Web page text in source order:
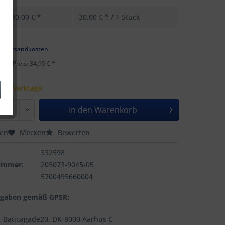
30,00 € * 30,00 € * / 1 Stück
Versandkosten
Preis: 34,95 € *
5 Werktage
In den Warenkorb
Merken Bewerten
332598
205073-9045-05
5700495660004
gemäß GPSR:
Baticagade20, DK-8000 Aarhus C